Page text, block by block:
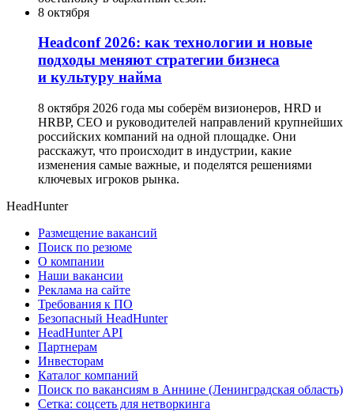
8 октября
Headсonf 2026: как технологии и новые
подходы меняют стратегии бизнеса
и культуру найма
8 октября 2026 года мы соберём визионеров, HRD и
HRBP, СЕО и руководителей направлений крупнейших
российских компаний на одной площадке. Они
расскажут, что происходит в индустрии, какие
изменения самые важные, и поделятся решениями
ключевых игроков рынка.
HeadHunter
Размещение вакансий
Поиск по резюме
О компании
Наши вакансии
Реклама на сайте
Требования к ПО
Безопасный HeadHunter
HeadHunter API
Партнерам
Инвесторам
Каталог компаний
Поиск по вакансиям в Аннине (Ленинградская область)
Сетка: соцсеть для нетворкинга